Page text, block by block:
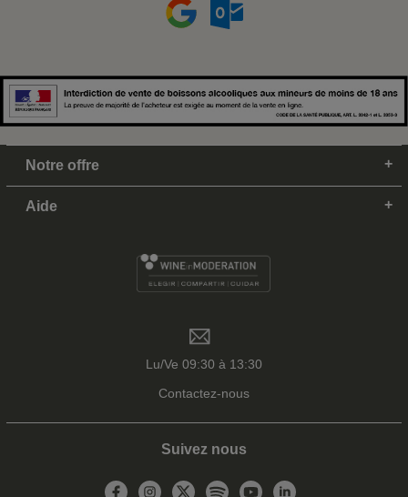
Notre offre
Aide
Lu/Ve 09:30 à 13:30
Contactez-nous
Suivez nous